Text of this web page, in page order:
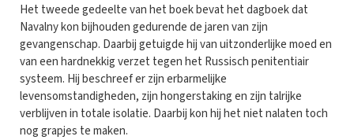
Het tweede gedeelte van het boek bevat het dagboek dat
Navalny kon bijhouden gedurende de jaren van zijn
gevangenschap. Daarbij getuigde hij van uitzonderlijke moed en
van een hardnekkig verzet tegen het Russisch penitentiair
systeem. Hij beschreef er zijn erbarmelijke
levensomstandigheden, zijn hongerstaking en zijn talrijke
verblijven in totale isolatie. Daarbij kon hij het niet nalaten toch
nog grapjes te maken.